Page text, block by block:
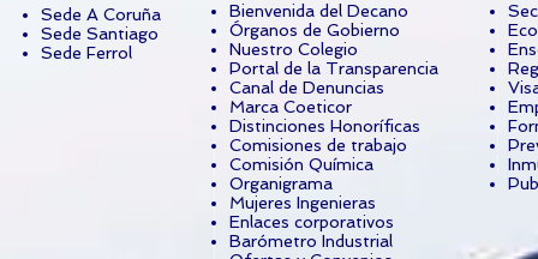
Sede A Coruña
Sede Santiago
Sede Ferrol
Bienvenida del Decano
Órganos de Gobierno
Nuestro Colegio
Portal de la Transparencia
Canal de Denuncias
Marca Coeticor
Distinciones Honoríficas
Comisiones de trabajo
Comisión Química
Organigrama
Mujeres Ingenieras
Enlaces corporativos
Barómetro Industrial